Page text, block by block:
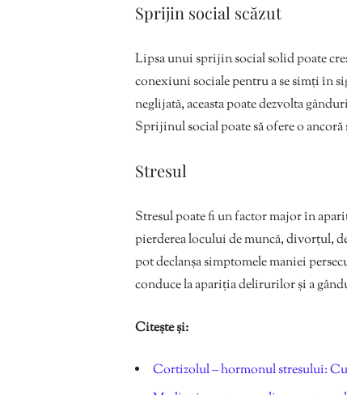
Sprijin social scăzut
Lipsa unui sprijin social solid poate
conexiuni sociale pentru a se simți în
neglijată, aceasta poate dezvolta
Sprijinul social poate să ofere o
Stresul
Stresul poate fi un factor major în
pierderea locului de muncă, divorțul,
pot declanșa simptomele maniei
conduce la apariția delirurilor și a
Citește și:
Cortizolul – hormonul stresului: